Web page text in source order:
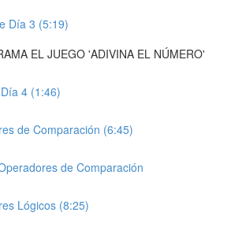
Día 3 (5:19)
EL JUEGO 'ADIVINA EL NÚMERO'
4 (1:46)
de Comparación (6:45)
de Comparación
Lógicos (8:25)